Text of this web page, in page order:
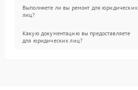
Выполняете ли вы ремонт для юридических
лиц?
Какую документацию вы предоставляете
для юридических лиц?